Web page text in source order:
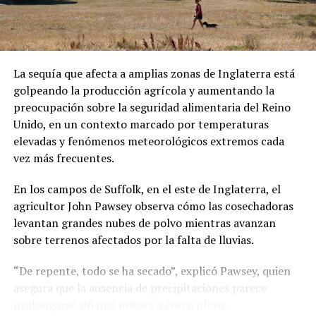
Sánchez también denunció que los migrantes fueron
presionados para abordar el vuelo. Las declaraciones
confirmadas de manera independiente.
Una vez en República Centroafricana, las autoridades
locales les comunicaron que podrían permanecer
temporalmente en el país bajo un visado. Sin embargo,
Sánchez aseguró que existen restricciones para
El hondureño, junto al ecuatoriano Mauricio Alvarado y
los cuatro ciudadanos cubanos, grabó un video en el que
solicita asistencia a congresistas estadounidenses y
El caso se produce en medio del incremento de las
La sequía que afecta a amplias zonas de Inglaterra está
golpeando la producción agrícola y aumentando la
preocupación sobre la seguridad alimentaria del Reino
Unido, en un contexto marcado por temperaturas
elevadas y fenómenos meteorológicos extremos cada
vez más frecuentes.
En los campos de Suffolk, en el este de Inglaterra, el
agricultor John Pawsey observa cómo las cosechadoras
levantan grandes nubes de polvo mientras avanzan
sobre terrenos afectados por la falta de lluvias.
“De repente, todo se ha secado”, explicó Pawsey, quien
asegura que la ausencia de precipitaciones parece